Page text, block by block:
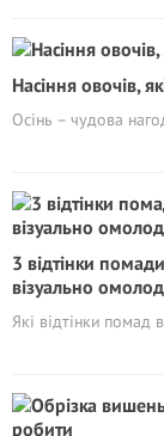
Насіння овочів,
Осінь – чудова
3 відтінки
візуально
Які відтінки